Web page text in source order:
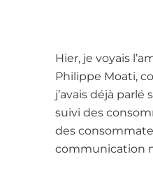
Hier, je voyais
Philippe Moati,
j’avais déjà parlé
suivi des
des
communication